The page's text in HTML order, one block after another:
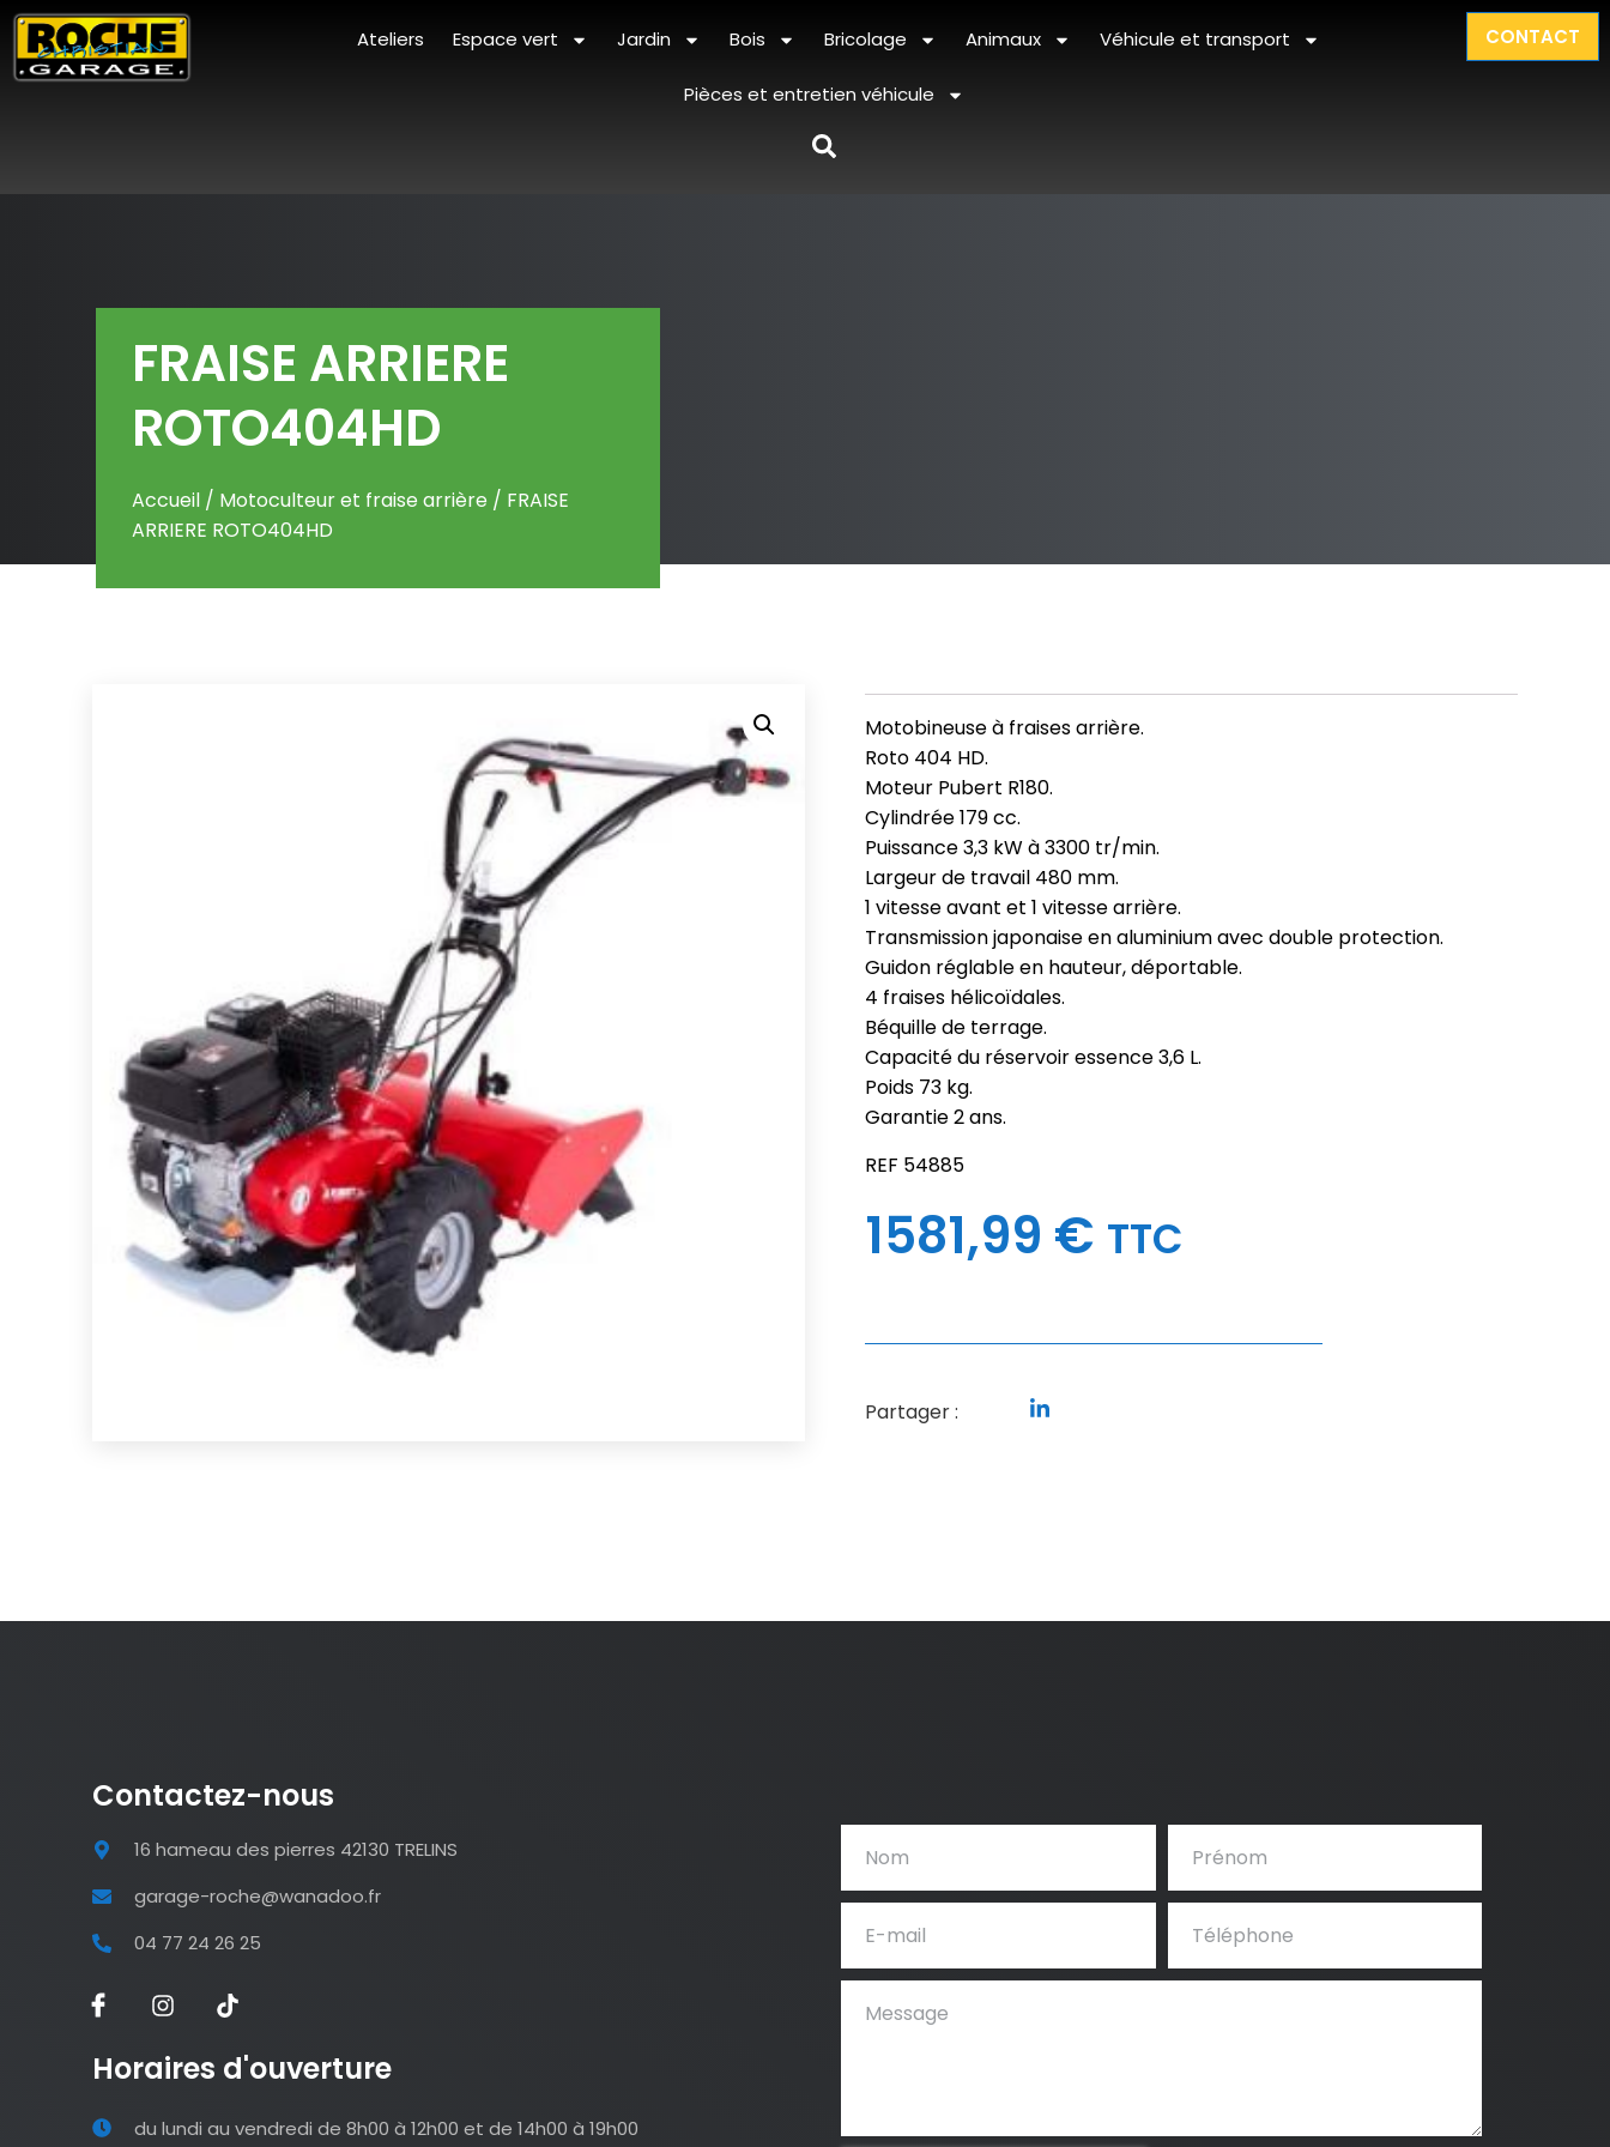
Ateliers Espace vert Jardin Bois Bricolage Animaux Véhicule et transport
Pièces et entretien véhicule
CONTACT
FRAISE ARRIERE
ROTO404HD
Accueil / Motoculteur et fraise arrière / FRAISE
ARRIERE ROTO404HD
Motobineuse à fraises arrière.
Roto 404 HD.
Moteur Pubert R180.
Cylindrée 179 cc.
Puissance 3,3 kW à 3300 tr/min.
Largeur de travail 480 mm.
1 vitesse avant et 1 vitesse arrière.
Transmission japonaise en aluminium avec double protection.
Guidon réglable en hauteur, déportable.
4 fraises hélicoïdales.
Béquille de terrage.
Capacité du réservoir essence 3,6 L.
Poids 73 kg.
Garantie 2 ans.
REF 54885
1581,99 € TTC
Partager :
Contactez-nous
16 hameau des pierres 42130 TRELINS
garage-roche@wanadoo.fr
04 77 24 26 25
Horaires d'ouverture
du lundi au vendredi de 8h00 à 12h00 et de 14h00 à 19h00